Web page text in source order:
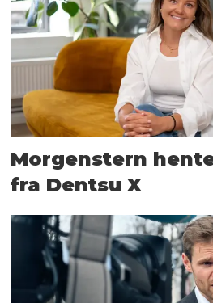
Morgenstern
fra Dentsu X